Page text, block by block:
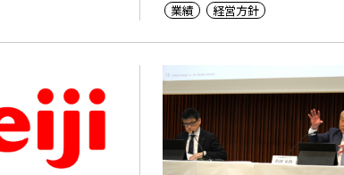
業績
経営方針